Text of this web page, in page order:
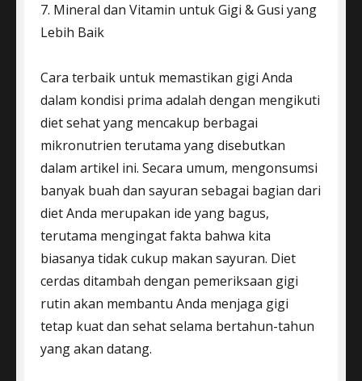
7. Mineral dan Vitamin untuk Gigi & Gusi yang
Lebih Baik
Cara terbaik untuk memastikan gigi Anda
dalam kondisi prima adalah dengan mengikuti
diet sehat yang mencakup berbagai
mikronutrien terutama yang disebutkan
dalam artikel ini. Secara umum, mengonsumsi
banyak buah dan sayuran sebagai bagian dari
diet Anda merupakan ide yang bagus,
terutama mengingat fakta bahwa kita
biasanya tidak cukup makan sayuran. Diet
cerdas ditambah dengan pemeriksaan gigi
rutin akan membantu Anda menjaga gigi
tetap kuat dan sehat selama bertahun-tahun
yang akan datang.